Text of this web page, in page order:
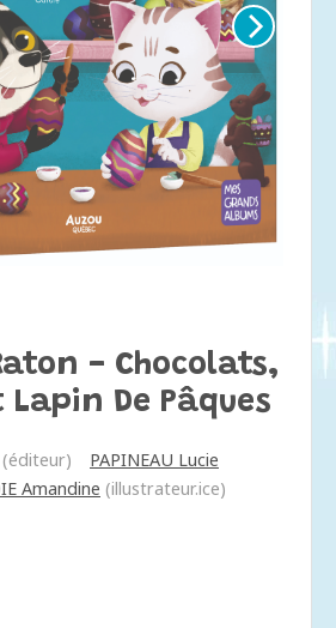
- Chocolats,
Lapin De Pâques
(éditeur)
PAPINEAU Lucie
Amandine (illustrateur.ice)